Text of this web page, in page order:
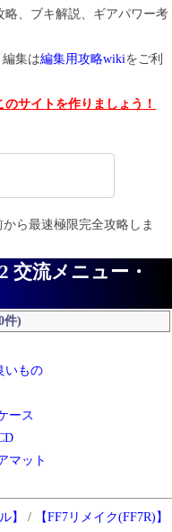
、ブキ解説、ギアパワー考
編集は編集用攻略wikiをご利
サイトを作りましょう！
から最速極限完全攻略しま
交流メニュー・
件)
いもの
ース
マット
】 /
【FF7リメイク(FF7R)】